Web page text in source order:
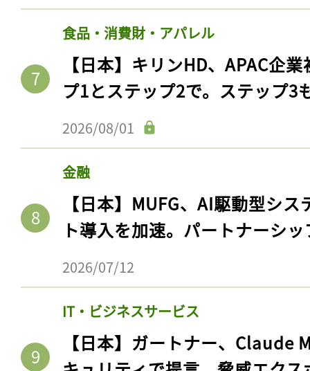
食品・消費財・アパレル
【日本】キリンHD、APAC企
プ1とステップ2で。ステップ3
2026/08/01
金融
【日本】MUFG、AI駆動型シ
ト導入を加速。パートナーシ
2026/07/12
IT・ビジネスサービス
【日本】ガートナー、Claude